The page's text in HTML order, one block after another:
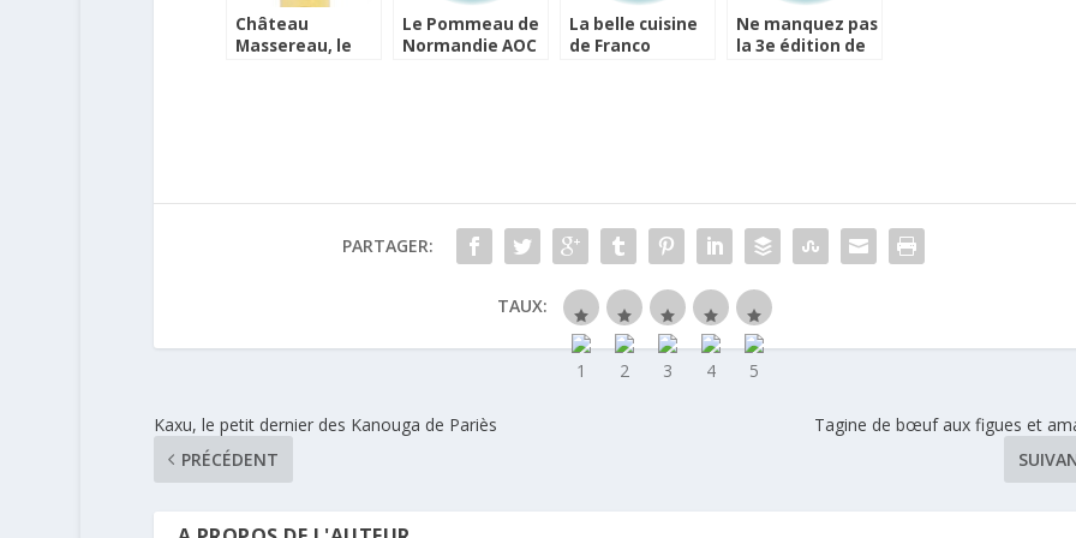
Château
Massereau, le
Le Pommeau de
Normandie AOC
La belle cuisine
de Franco
Ne manquez pas
la 3e édition de
PARTAGER:
TAUX:
Kaxu, le petit dernier des Kanouga de Pariès
PRÉCÉDENT
Tagine de bœuf aux figues et